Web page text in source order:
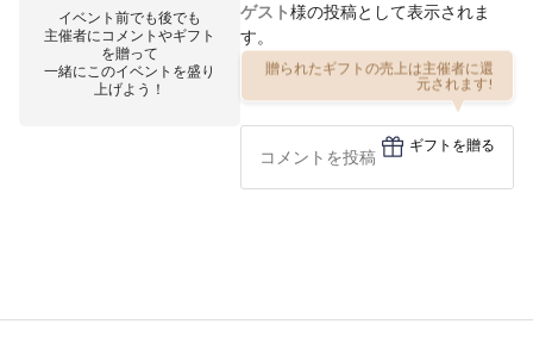
イベント前でも後でも
主催者にコメントやギフト
を贈って
一緒にこのイベントを盛り
上げよう！
ゲスト様の投稿として表示されま
す。
贈られたギフトの売上は主催者に還
元されます!
ギフトを贈る